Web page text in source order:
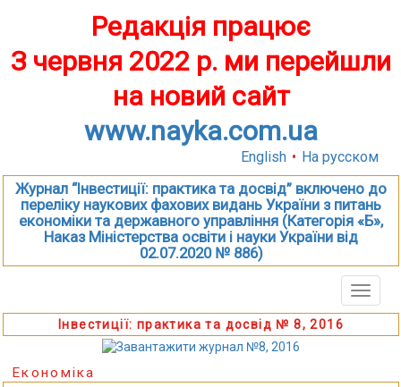
Редакція працює
З червня 2022 р. ми перейшли
на новий сайт
www.nayka.com.ua
English • На русском
Журнал “Інвестиції: практика та досвід” включено до
переліку наукових фахових видань України з питань
економіки та державного управління (Категорія «Б»,
Наказ Міністерства освіти і науки України від
02.07.2020 № 886)
Toggle
Інвестиції: практика та досвід № 8, 2016
Економіка